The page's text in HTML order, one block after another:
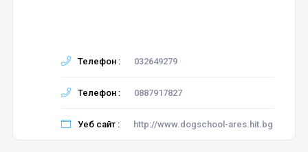
Телефон : 032649279
Телефон : 0887917827
Уеб сайт : http://www.dogschool-ares.hit.bg